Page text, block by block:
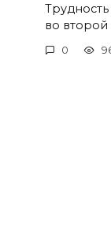
во второй
0